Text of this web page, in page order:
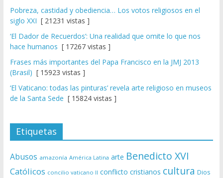
Pobreza, castidad y obediencia… Los votos religiosos en el
siglo XXI [ 21231 vistas ]
‘El Dador de Recuerdos’: Una realidad que omite lo que nos
hace humanos [ 17267 vistas ]
Frases más importantes del Papa Francisco en la JMJ 2013
(Brasil) [ 15923 vistas ]
‘El Vaticano: todas las pinturas’ revela arte religioso en museos
de la Santa Sede [ 15824 vistas ]
Etiquetas
Abusos amazonía América Latina arte Benedicto XVI
Católicos concilio vaticano II conflicto cristianos cultura Dios